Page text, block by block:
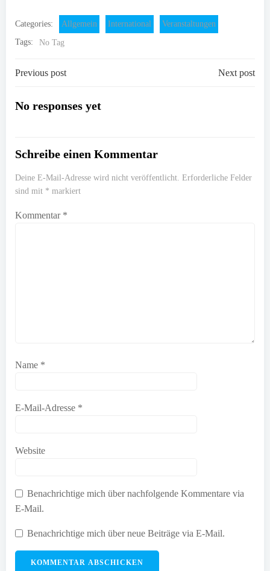
Categories: Allgemein International
Veranstaltungen
Tags:
No Tag
Post
navigation
Previous post Next post
No responses yet
Schreibe einen Kommentar
Deine E-Mail-Adresse wird nicht veröffentlicht. Erforderliche Felder
sind mit * markiert
Kommentar *
Name *
E-Mail-Adresse *
Website
Benachrichtige mich über nachfolgende Kommentare via
E-Mail.
Benachrichtige mich über neue Beiträge via E-Mail.